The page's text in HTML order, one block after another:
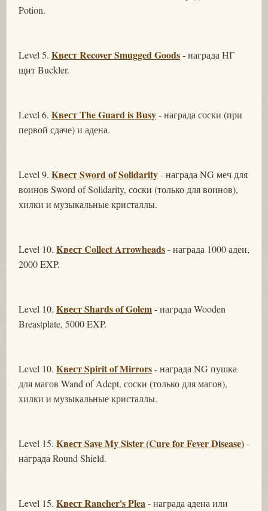
Potion.
Level 5. Квест Recover Smugged Goods- награда НГ
щит Buckler.
Level 6. Квест The Guard is Busy- награда соски (при
первой сдаче) и адена.
Level 9. Квест Sword of Solidarity- награда NG меч для
воинов Sword of Solidarity, соски (только для воинов),
хилки и музыкальные кристаллы.
Level 10. Квест Collect Arrowheads- награда 1000 аден,
2000 EXP.
Level 10. Квест Shards of Golem- награда Wooden
Breastplate, 5000 EXP.
Level 10. Квест Spirit of Mirrors- награда NG пушка
для магов Wand of Adept, соски (только для магов),
хилки и музыкальные кристаллы.
Level 15. Квест Save My Sister (Cure for Fever Disease)-
награда Round Shield.
Level 15. Квест Rancher's Plea- награда адена или